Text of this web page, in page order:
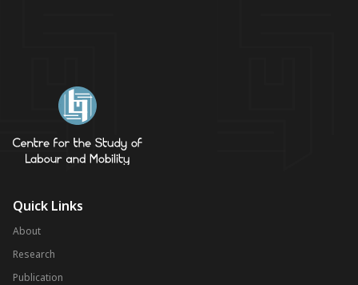
Quick Links
About
Research
Publication